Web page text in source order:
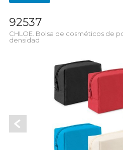
92537
CHLOE. Bolsa de cosméticos de
densidad